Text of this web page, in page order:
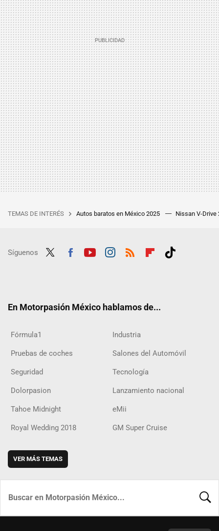
TEMAS DE INTERÉS Autos baratos en México 2025 Nissan V-Drive
Síguenos
En Motorpasión México hablamos de...
Fórmula1 Industria
Pruebas de coches Salones del Automóvil
Seguridad Tecnología
Dolorpasion Lanzamiento nacional
Tahoe Midnight eMii
Royal Wedding 2018 GM Super Cruise
VER MÁS TEMAS